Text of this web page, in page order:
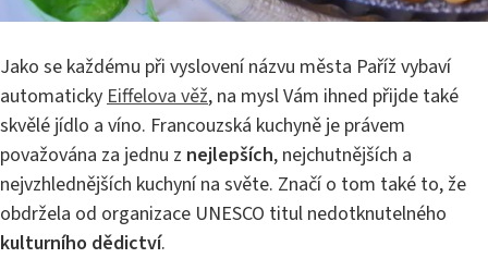
Jako se každému při vyslovení názvu města Paříž vybaví
automaticky Eiffelova věž, na mysl Vám ihned přijde také
skvělé jídlo a víno. Francouzská kuchyně je právem
považována za jednu z nejlepších, nejchutnějších a
nejvzhlednějších kuchyní na světe. Značí o tom také to, že
obdržela od organizace UNESCO titul nedotknutelného
kulturního dědictví.